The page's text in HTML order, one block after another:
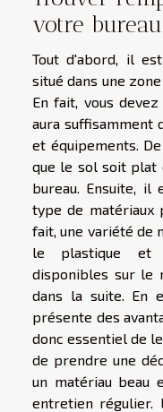
votre
Tout d'abord, il
situé dans une
En fait, vous
aura suffisamment
et équipements.
que le sol soit plat
bureau. Ensuite,
type de matériaux
fait, une variété de
le plastique et
disponibles sur le
dans la suite. En
présente des
donc essentiel de
de prendre une
un matériau beau
entretien